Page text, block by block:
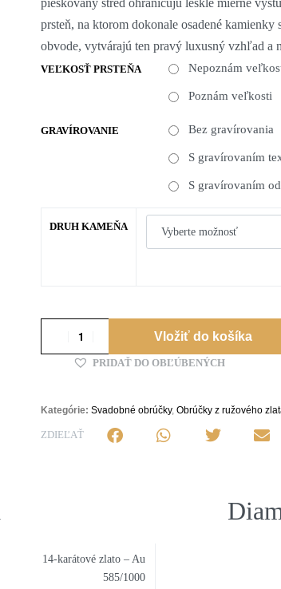
pieskovaný stred ohraničujú lesklé mierne
prsteň, na ktorom dokonale osadené
obvode, vytvárajú ten pravý luxusný vzhľad a
VEĽKOSŤ PRSTEŇA Nepoznám
Poznám veľkosti
GRAVÍROVANIE Bez gravírovania
S gravírovaním
S gravírovaním
DRUH KAMEŇA
Vložiť do košíka
PRIDAŤ DO OBĽÚBENÝCH
Kategórie: Svadobné obrúčky, Obrúčky z ružového
ZDIEĽAŤ
14-karátové zlato – Au
585/1000